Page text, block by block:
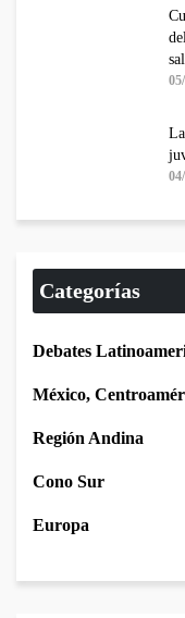
Categorías
Debates
México,
Región Andina
Cono Sur
Europa